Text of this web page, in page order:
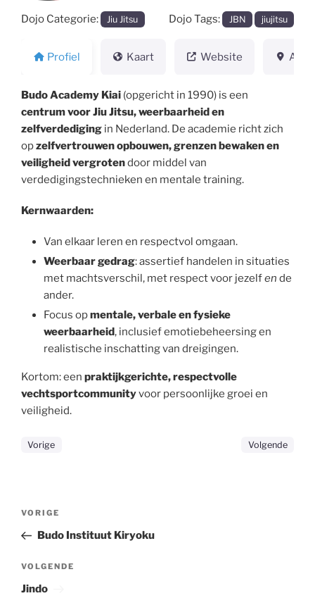
Dojo Categorie: Jiu Jitsu Dojo Tags: JBN jiujitsu
Profiel Kaart Website
Budo Academy Kiai (opgericht in 1990) is een
centrum voor Jiu Jitsu, weerbaarheid en
zelfverdediging in Nederland. De academie richt zich
opzelfvertrouwen opbouwen, grenzen bewaken en
veiligheid vergrotendoor middel van
verdedigingstechnieken en mentale training.
Kernwaarden:
Van elkaar leren en respectvol omgaan.
Weerbaar gedrag: assertief handelen in situaties
met machtsverschil, met respect voor jezelfen de
ander.
Focus opmentale, verbale en fysieke
weerbaarheid, inclusief emotiebeheersing en
realistische inschatting van dreigingen.
Kortom: een praktijkgerichte, respectvolle
vechtsportcommunityvoor persoonlijke groei en
veiligheid.
Vorige Volgende
Bericht
Vorig
bericht
VORIGE
Budo Instituut Kiryoku
Volgend
bericht
VOLGENDE
Jindo